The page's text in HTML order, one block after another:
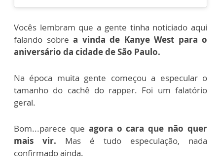
Vocês lembram que a gente tinha noticiado aqui
falando sobre a vinda de Kanye West para o
aniversário da cidade de São Paulo.
Na época muita gente começou a especular o
tamanho do cachê do rapper. Foi um falatório
geral.
Bom...parece que agora o cara que não quer
mais vir. Mas é tudo especulação, nada
confirmado ainda.